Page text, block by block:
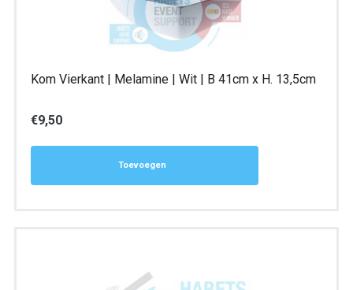
Kom Vierkant | Melamine | Wit | B 41cm x H. 13,5cm
€9,50
Toevoegen